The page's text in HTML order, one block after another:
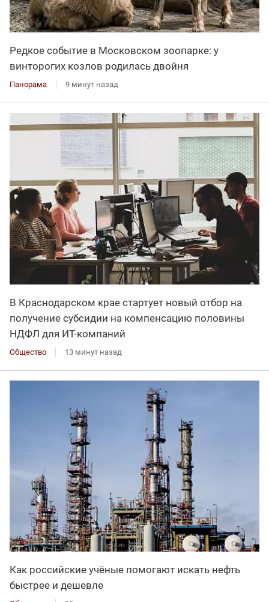
Редкое событие в Московском зоопарке: у
винторогих козлов родилась двойня
Панорама 9 минут назад
В Краснодарском крае стартует новый отбор на
получение субсидии на компенсацию половины
НДФЛ для ИT-компаний
Общество 13 минут назад
Как российские учёные помогают искать нефть
быстрее и дешевле